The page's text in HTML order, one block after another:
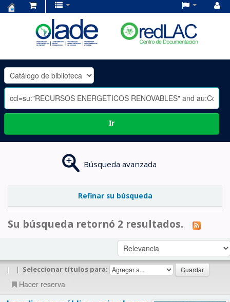
OLADE
-
Ir
Búsqueda avanzada
Refinar su búsqueda
Su búsqueda retornó 2 resultados.
| | Seleccionar títulos para:
Hacer reserva